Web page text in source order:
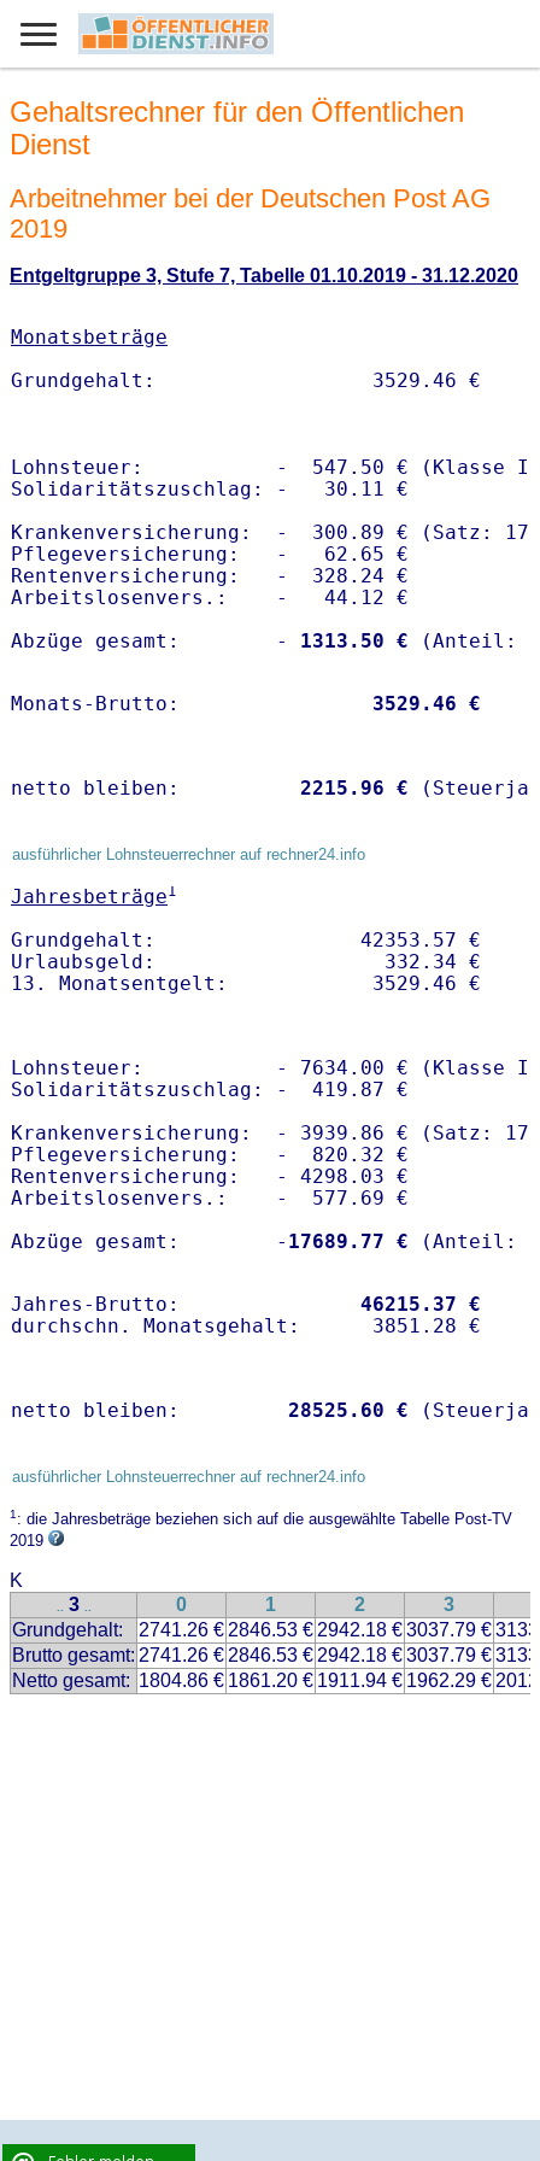
Gehaltsrechner für den Öffentlichen
Dienst
Arbeitnehmer bei der Deutschen Post AG
2019
Entgeltgruppe 3, Stufe 7, Tabelle 01.10.2019 - 31.12.2020
Monatsbeträge
Lohnsteuer:           -  547.50 € (Klasse I)
Solidaritätszuschlag: -   30.11 €
Krankenversicherung:  -  300.89 € (Satz:
Pflegeversicherung:   -   62.65 €
Rentenversicherung:   -  328.24 €
Arbeitslosenvers.:    -   44.12 €
Abzüge gesamt:        -
1313.50 €
Monats-Brutto: 3529.46 €
netto bleiben: 2215.96 €
ausführlicher Lohnsteuerrechner auf rechner24.info
Jahresbeträge1
Grundgehalt:                 42353.57 €
Urlaubsgeld:                   332.34 €
Lohnsteuer:           - 7634.00 € (Klasse I)
Solidaritätszuschlag: -  419.87 €
Krankenversicherung:  - 3939.86 € (Satz:
Pflegeversicherung:   -  820.32 €
Rentenversicherung:   - 4298.03 €
Arbeitslosenvers.:    -  577.69 €
Abzüge gesamt:        - 17689.77 €
Jahres-Brutto: 46215.37 €
netto bleiben: 28525.60 €
ausführlicher Lohnsteuerrechner auf rechner24.info
1: die Jahresbeträge beziehen sich auf die ausgewählte Tabelle Post-TV
2019
K
.. 3 .. 0 1 2 3
Grundgehalt:
2741.26 € 2846.53 € 2942.18 €3037.79 €
Brutto gesamt: 2741.26 € 2846.53 € 2942.18 €3037.79 €
Netto gesamt: 1804.86 € 1861.20 € 1911.94 € 1962.29 €